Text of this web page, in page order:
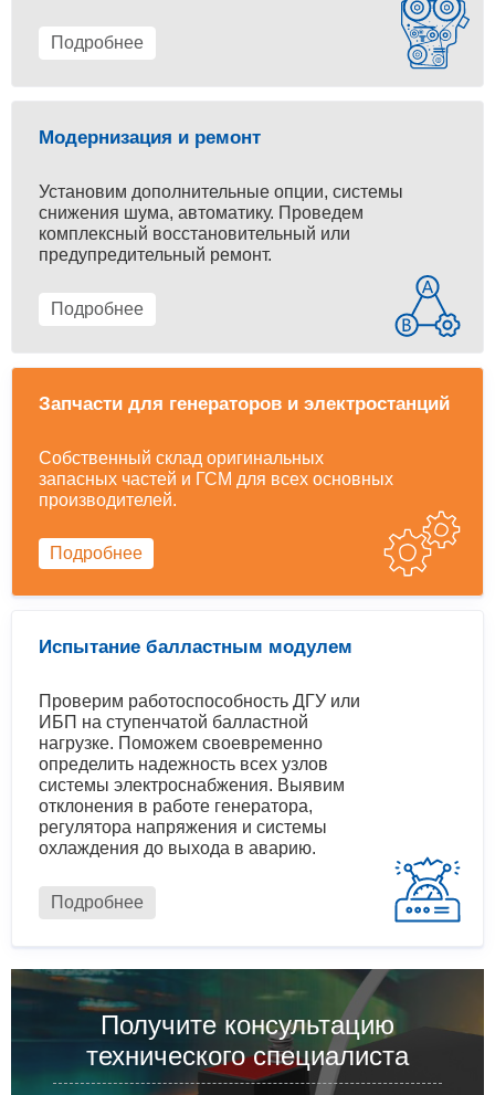
Подробнее
Модернизация и ремонт
Установим дополнительные опции, системы
снижения шума, автоматику. Проведем
комплексный восстановительный или
предупредительный ремонт.
Подробнее
Запчасти для генераторов и электростанций
Собственный склад оригинальных
запасных частей и ГСМ для всех основных
производителей.
Подробнее
Испытание балластным модулем
Проверим работоспособность ДГУ или
ИБП на ступенчатой балластной
нагрузке. Поможем своевременно
определить надежность всех узлов
системы электроснабжения. Выявим
отклонения в работе генератора,
регулятора напряжения и системы
охлаждения до выхода в аварию.
Подробнее
Получите консультацию
технического специалиста